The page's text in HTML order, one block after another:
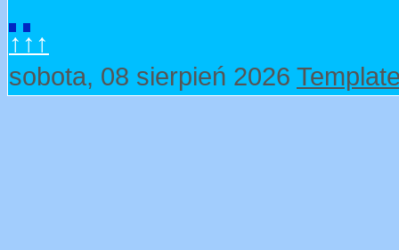
↑↑↑
sobota, 08 sierpień 2026